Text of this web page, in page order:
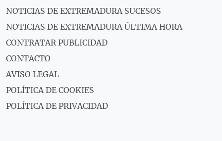
NOTICIAS DE EXTREMADURA SUCESOS
NOTICIAS DE EXTREMADURA ÚLTIMA HORA
CONTRATAR PUBLICIDAD
CONTACTO
AVISO LEGAL
POLÍTICA DE COOKIES
POLÍTICA DE PRIVACIDAD